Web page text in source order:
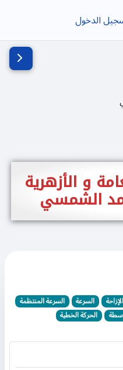
الدخول
و الأزهرية
الشمسي
فتح
الإزاحة السرعة
السرعة المنتظمة
الحركة الخطية